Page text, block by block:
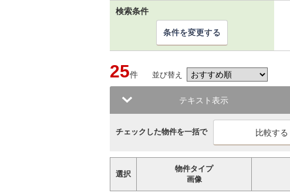
検索条件
条件を変更する
25件 並び替え
テキスト表示
チェックした物件を一括で
選択
物件タイプ
画像